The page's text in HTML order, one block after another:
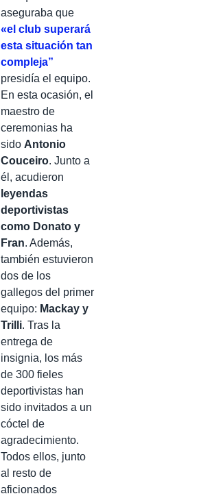
aseguraba que
«el club superará
esta situación tan
compleja”
presidía el equipo.
En esta ocasión, el
maestro de
ceremonias ha
sido Antonio
Couceiro. Junto a
él, acudieron
leyendas
deportivistas
como Donato y
Fran. Además,
también estuvieron
dos de los
gallegos del primer
equipo: Mackay y
Trilli. Tras la
entrega de
insignia, los más
de 300 fieles
deportivistas han
sido invitados a un
cóctel de
agradecimiento.
Todos ellos, junto
al resto de
aficionados